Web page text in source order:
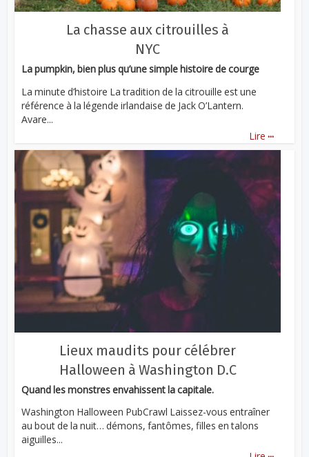
La chasse aux citrouilles à
NYC
La pumpkin, bien plus qu’une simple histoire de courge
La minute d’histoire La tradition de la citrouille est une
référence à la légende irlandaise de Jack O’Lantern.
Avare...
Lire ...
Lieux maudits pour célébrer
Halloween à Washington D.C
Quand les monstres envahissent la capitale.
Washington Halloween PubCrawl Laissez-vous entraîner
au bout de la nuit… démons, fantômes, filles en talons
aiguilles...
...